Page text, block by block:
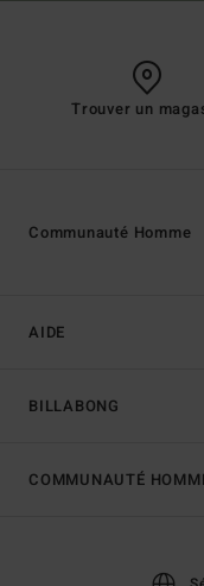
Trouver un
AIDE
BILLABONG
Communauté Homme
COMMUNAUTÉ